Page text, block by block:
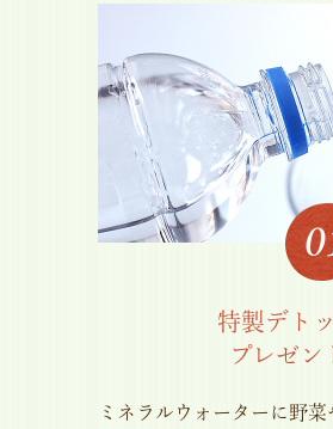
特製デト
プレゼン
ミネラルウォーターに野